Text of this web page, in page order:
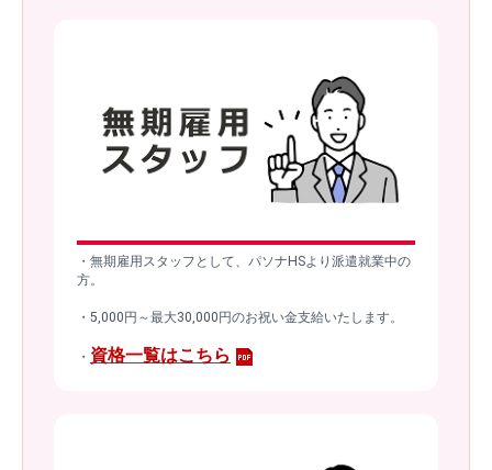
・無期雇用スタッフとして、パソナHSより派遣就業中の
方。
・5,000円～最大30,000円のお祝い金支給いたします。
・ 資格一覧はこちら